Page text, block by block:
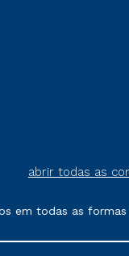
abrir todas as
as formas